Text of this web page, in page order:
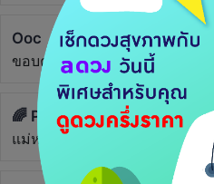
Ooc 2 ปีที่แล้ว
ขอบคุณค่า แม่หมออธิบายละเอียดม
🌈 PinkPink 🍒⭐️ 2 ปีที่แล้ว
แม่หมอสดใสเหมือนเดิม😄